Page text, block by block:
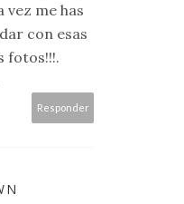
me has
con esas
fotos!!!.
Responder